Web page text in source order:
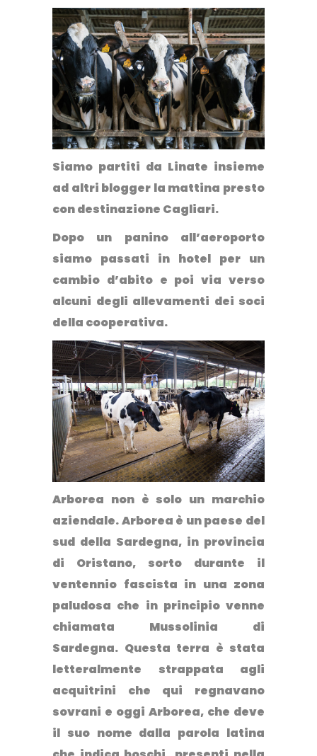
Siamo partiti da Linate insieme
ad altri blogger la mattina presto
con destinazione Cagliari.
Dopo un panino all’aeroporto
siamo passati in hotel per un
cambio d’abito e poi via verso
alcuni degli allevamenti dei soci
della cooperativa.
Arborea non è solo un marchio
aziendale. Arborea è un paese del
sud della Sardegna, in provincia
di Oristano, sorto durante il
ventennio fascista in una zona
paludosa che in principio venne
chiamata Mussolinia di
Sardegna. Questa terra è stata
letteralmente strappata agli
acquitrini che qui regnavano
sovrani e oggi Arborea, che deve
il suo nome dalla parola latina